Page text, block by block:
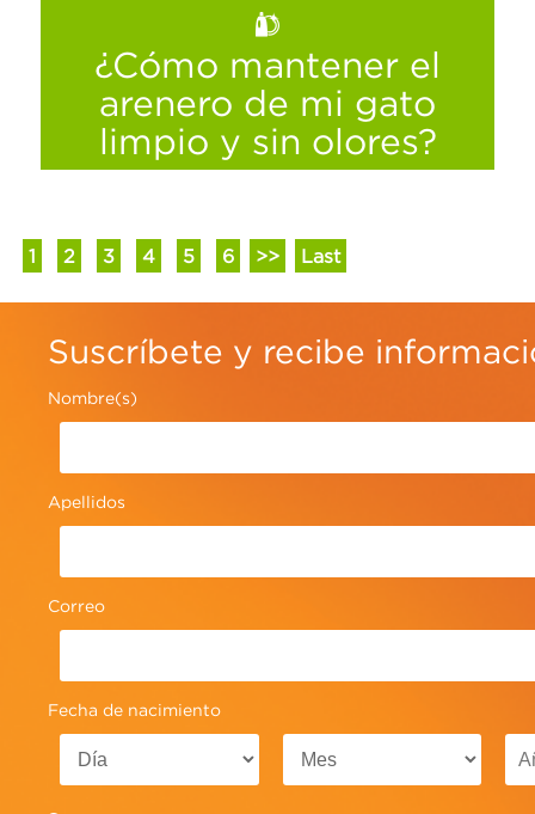
Ver más
¿Cómo mantener el
arenero de mi gato
limpio y sin olores?
desinfectar el arenero de tu gato, te
preparamos más propuestas.
Ver más
1 2 3 4 5 6 >> Last
Suscríbete y recibe
Nombre(s)
Apellidos
Correo
Fecha de nacimiento